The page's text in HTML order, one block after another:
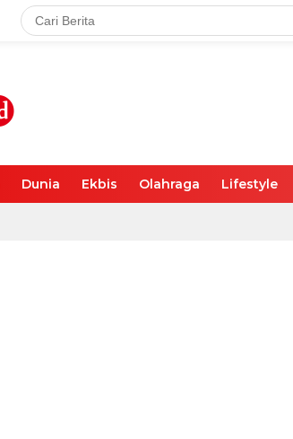
Dunia Ekbis Olahraga Lifestyle